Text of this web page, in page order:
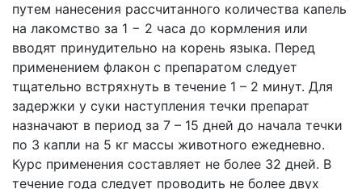
путем нанесения рассчитанного количества капель
на лакомство за 1 − 2 часа до кормления или
вводят принудительно на корень языка. Перед
применением флакон с препаратом следует
тщательно встряхнуть в течение 1 – 2 минут. Для
задержки у суки наступления течки препарат
назначают в период за 7 – 15 дней до начала течки
по 3 капли на 5 кг массы животного ежедневно.
Курс применения составляет не более 32 дней. В
течение года следует проводить не более двух